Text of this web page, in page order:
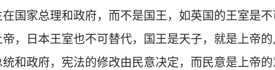
国家总理和政府，而不是国王，如英国的王室是
，日本王室也不可替代，国王是天子，就是上帝
和政府，宪法的修改由民意决定，而民意是上帝